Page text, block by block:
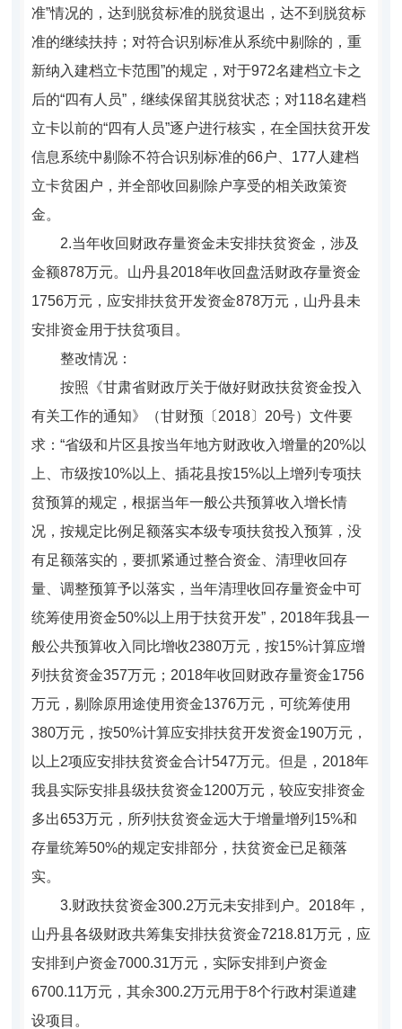
准”情况的，达到脱贫标准的脱贫退出，达不到脱贫标
准的继续扶持；对符合识别标准从系统中剔除的，重
新纳入建档立卡范围”的规定，对于972名建档立卡之
后的“四有人员”，继续保留其脱贫状态；对118名建档
立卡以前的“四有人员”逐户进行核实，在全国扶贫开发
信息系统中剔除不符合识别标准的66户、177人建档
立卡贫困户，并全部收回剔除户享受的相关政策资
金。
2.当年收回财政存量资金未安排扶贫资金，涉及
金额878万元。山丹县2018年收回盘活财政存量资金
1756万元，应安排扶贫开发资金878万元，山丹县未
安排资金用于扶贫项目。
整改情况：
按照《甘肃省财政厅关于做好财政扶贫资金投入
有关工作的通知》（甘财预〔2018〕20号）文件要
求：“省级和片区县按当年地方财政收入增量的20%以
上、市级按10%以上、插花县按15%以上增列专项扶
贫预算的规定，根据当年一般公共预算收入增长情
况，按规定比例足额落实本级专项扶贫投入预算，没
有足额落实的，要抓紧通过整合资金、清理收回存
量、调整预算予以落实，当年清理收回存量资金中可
统筹使用资金50%以上用于扶贫开发”，2018年我县一
般公共预算收入同比增收2380万元，按15%计算应增
列扶贫资金357万元；2018年收回财政存量资金1756
万元，剔除原用途使用资金1376万元，可统筹使用
380万元，按50%计算应安排扶贫开发资金190万元，
以上2项应安排扶贫资金合计547万元。但是，2018年
我县实际安排县级扶贫资金1200万元，较应安排资金
多出653万元，所列扶贫资金远大于增量增列15%和
存量统筹50%的规定安排部分，扶贫资金已足额落
实。
3.财政扶贫资金300.2万元未安排到户。 2018年，
山丹县各级财政共筹集安排扶贫资金7218.81万元，应
安排到户资金7000.31万元，实际安排到户资金
6700.11万元，其余300.2万元用于8个行政村渠道建
设项目。